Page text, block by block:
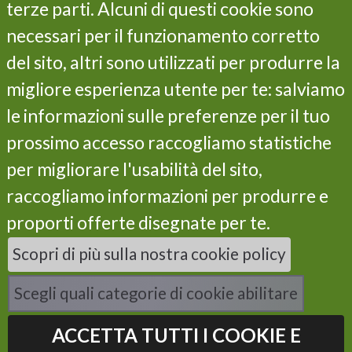
Project
Objectives
Results
Life Programme
Partners
Privacy and cookie policy
I have read the privacy policy and I consent to the
processing of my data *
terze parti. Alcuni di questi cookie sono
necessari per il funzionamento corretto
del sito, altri sono utilizzati per produrre la
migliore esperienza utente per te: salviamo
le informazioni sulle preferenze per il tuo
prossimo accesso raccogliamo statistiche
per migliorare l'usabilità del sito,
raccogliamo informazioni per produrre e
proporti offerte disegnate per te.
Scopri di più sulla nostra cookie policy
Scegli quali categorie di cookie abilitare
ACCETTA TUTTI I COOKIE E